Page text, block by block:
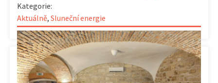
Kategorie:
Aktuálně, Sluneční energie